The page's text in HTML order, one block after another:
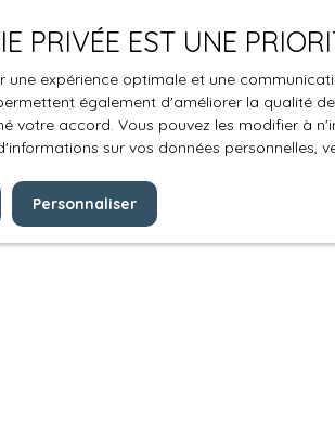
PRIVÉE EST UNE
expérience optimale et une
également d'améliorer la qualité
votre accord. Vous pouvez les modifier à
sur vos données personnelles,
Personnaliser